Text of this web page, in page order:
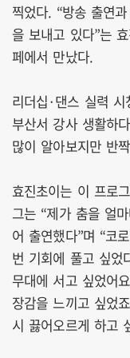
찍었다. “방송 출연
을 보내고 있다”는
페에서 만났다.
리더십·댄스 실력 시
부산서 강사 생활하
많이 알아보지만 반
효진초이는 이 프로
그는 “제가 춤을 얼
어 출연했다”며 “코
번 기회에 풀고 싶었
무대에 서고 싶었어
장감을 느끼고 싶었
시 끓어오르게 하고